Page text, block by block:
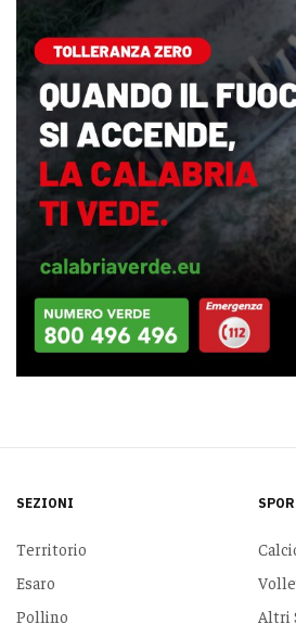
SEZIONI
Territorio
Esaro
Pollino
Altri